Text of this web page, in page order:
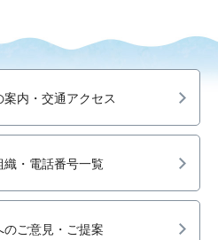
案内・交通アクセス
織・電話番号一覧
のご意見・ご提案